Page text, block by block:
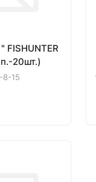
FISHUNTER
20шт.)
8-15